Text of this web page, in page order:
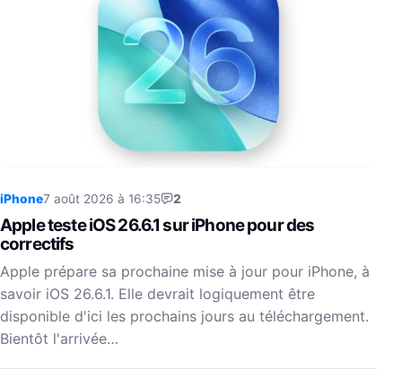
iPhone7 août 2026 à 16:35 2
Apple teste iOS 26.6.1 sur iPhone pour des
correctifs
Apple prépare sa prochaine mise à jour pour iPhone, à
savoir iOS 26.6.1. Elle devrait logiquement être
disponible d'ici les prochains jours au téléchargement.
Bientôt l'arrivée…